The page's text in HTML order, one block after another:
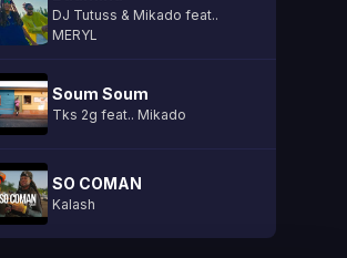
DJ Tutuss & Mikado feat..
MERYL
Soum Soum
Tks 2g feat.. Mikado
SO COMAN
Kalash